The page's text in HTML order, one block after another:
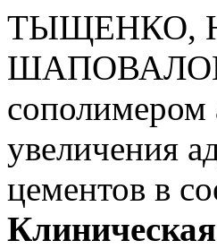
ТЫЩЕНКО,
ШАПОВАЛОВ,
сополимером
увеличения
цементов в